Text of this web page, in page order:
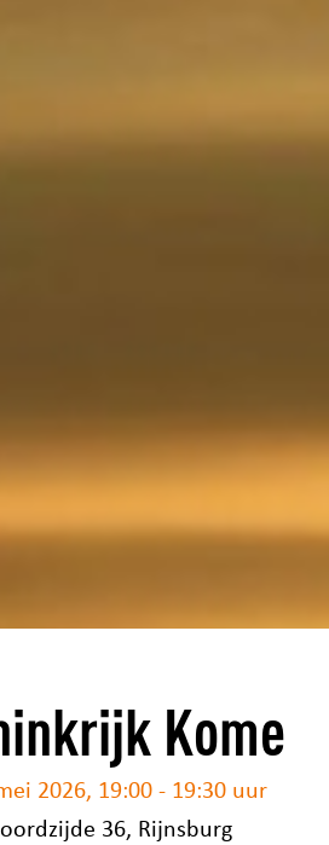
Kome
2026, 19:00 - 19:30 uur
36, Rijnsburg